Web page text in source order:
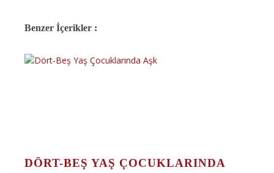
Benzer İçerikler :
DÖRT-BEŞ YAŞ ÇOCUKLARINDA